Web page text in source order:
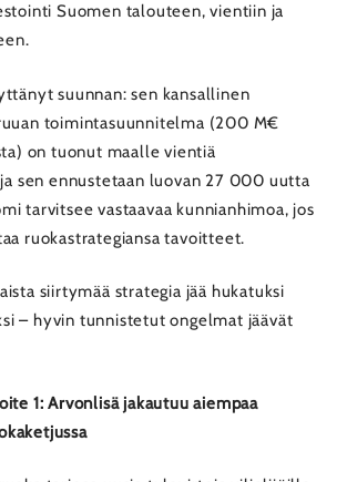
Suomen talouteen, vientiin ja
suunnan: sen kansallinen
toimintasuunnitelma (200 M€
on tuonut maalle vientiä
sen ennustetaan luovan 27 000 uutta
tarvitsee vastaavaa kunnianhimoa, jos
ruokastrategiansa tavoitteet.
siirtymää strategia jää hukatuksi
– hyvin tunnistetut ongelmat jäävät
1: Arvonlisä jakautuu aiempaa